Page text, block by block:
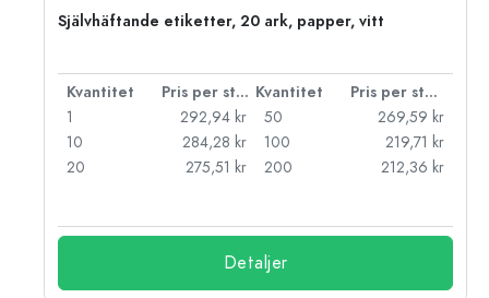
Självhäftande etiketter, 20 ark, papper, vitt
Kvantitet Pris per styck Kvantitet
Pris per styck
1
292,94 kr
10
284,28 kr
20
275,51 kr
50
269,59 kr
100
219,71 kr
200
212,36 kr
Detaljer